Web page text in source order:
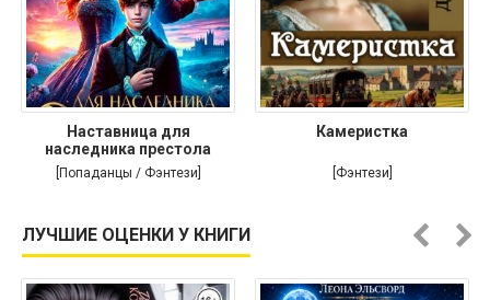
Наставница для
наследника престола
[Попаданцы / Фэнтези]
Камеристка
[Фэнтези]
ЛУЧШИЕ ОЦЕНКИ У КНИГИ